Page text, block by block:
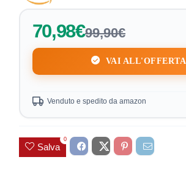
70,98€99,90€
VAI ALL'OFFERTA
Venduto e spedito da amazon
Salva
0